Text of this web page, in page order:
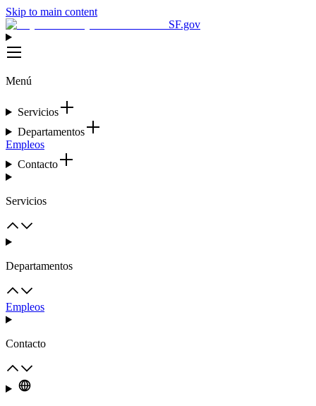
Skip to main content
SF.gov
Menú
Servicios
Departamentos
Empleos
Contacto
Servicios
Departamentos
Empleos
Contacto